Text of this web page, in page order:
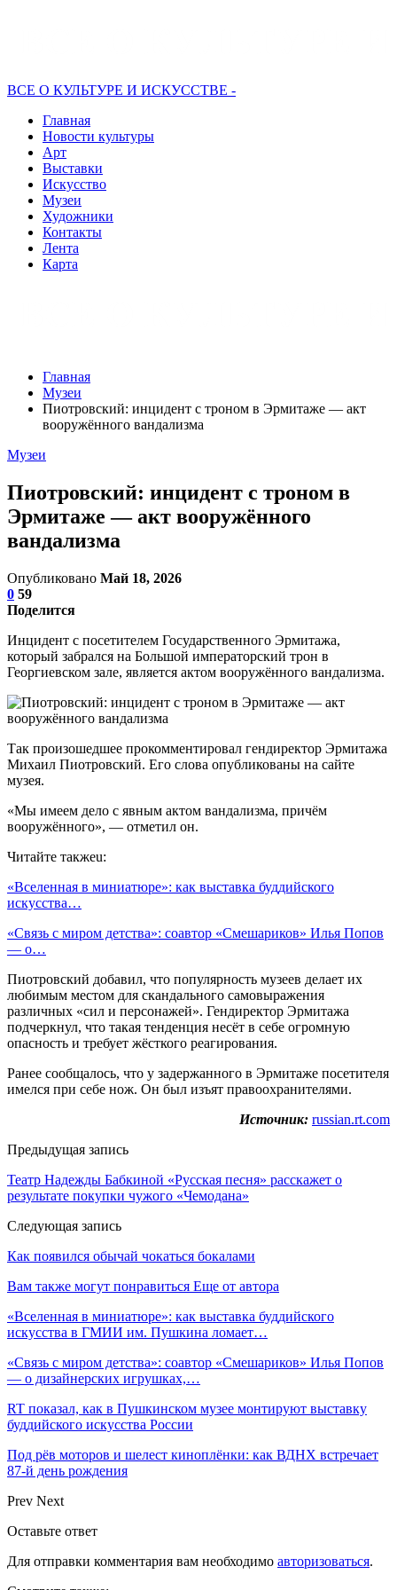
ВСЕ О КУЛЬТУРЕ И ИСКУССТВЕ -
Главная
Новости культуры
Арт
Выставки
Искусство
Музеи
Художники
Контакты
Лента
Карта
Главная
Музеи
Пиотровский: инцидент с троном в Эрмитаже — акт
вооружённого вандализма
Музеи
Пиотровский: инцидент с троном в
Эрмитаже — акт вооружённого
вандализма
Опубликовано Май 18, 2026
0 59
Поделится
Инцидент с посетителем Государственного Эрмитажа,
который забрался на Большой императорский трон в
Георгиевском зале, является актом вооружённого вандализма.
Так произошедшее прокомментировал гендиректор Эрмитажа
Михаил Пиотровский. Его слова опубликованы на сайте
музея.
«Мы имеем дело с явным актом вандализма, причём
вооружённого», — отметил он.
Читайте такжеu:
«Вселенная в миниатюре»: как выставка буддийского
искусства…
«Связь с миром детства»: соавтор «Смешариков» Илья Попов
— о…
Пиотровский добавил, что популярность музеев делает их
любимым местом для скандального самовыражения
различных «сил и персонажей». Гендиректор Эрмитажа
подчеркнул, что такая тенденция несёт в себе огромную
опасность и требует жёсткого реагирования.
Ранее сообщалось, что у задержанного в Эрмитаже посетителя
имелся при себе нож. Он был изъят правоохранителями.
Источник: russian.rt.com
Предыдущая запись
Театр Надежды Бабкиной «Русская песня» расскажет о
результате покупки чужого «Чемодана»
Следующая запись
Как появился обычай чокаться бокалами
Вам также могут понравиться Еще от автора
«Вселенная в миниатюре»: как выставка буддийского
искусства в ГМИИ им. Пушкина ломает…
«Связь с миром детства»: соавтор «Смешариков» Илья Попов
— о дизайнерских игрушках,…
RT показал, как в Пушкинском музее монтируют выставку
буддийского искусства России
Под рёв моторов и шелест киноплёнки: как ВДНХ встречает
87-й день рождения
Prev Next
Оставьте ответ
Для отправки комментария вам необходимо авторизоваться.